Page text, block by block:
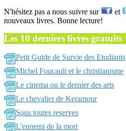
N'hésitez pas a nous suivre sur et
nouveaux livres. Bonne lecture!
Les 10 derniers livres gratuits
Petit Guide de Survie des Etudiants
Michel Foucault et le christianisme
Le cinema ou le dernier des arts
Le chevalier de Keramour
Sous toutes reserves
L'ennemi de la mort